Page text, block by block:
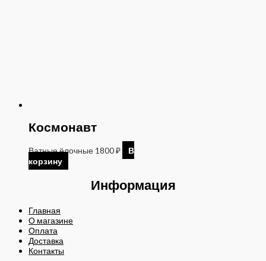
Космонавт
Ватные ёлочные 1800₽
В
корзину
Информация
Главная
О магазине
Оплата
Доставка
Контакты